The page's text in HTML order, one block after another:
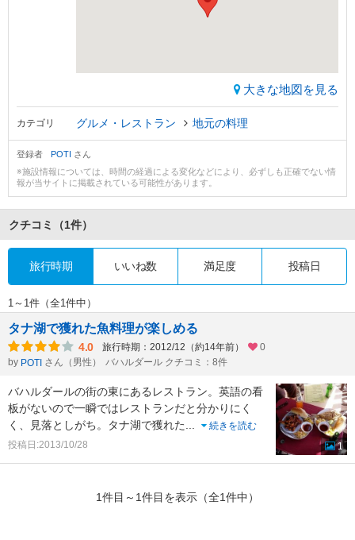
大きな地図を見る
カテゴリ グルメ・レストラン 地元の料理
登録者 POTI さん
※施設情報については、時間の経過による変化などにより、必ずしも正確でない情
報が当サイトに掲載されている可能性があります。
クチコミ （1件）
旅行時期 いいね数 満足度 投稿日
1～1件（全1件中）
タナ湖で獲れた魚料理が楽しめる
4.0 旅行時期：2012/12（約14年前）
0
by POTI さん（男性） バハルダール クチコミ：8件
バハルダールの街の東にあるレストラン。英語の看
板がないので一瞬ではレストランだと分かりにく
く、見落としがち。タナ湖で獲れた...
続きを読む
投稿日:2013/10/28
1
1件目～1件目を表示（全1件中）